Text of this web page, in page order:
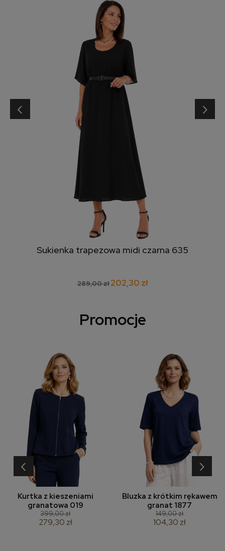
Sukienka trapezowa midi czarna 635
289,00 zł 202,30 zł
‹ ›
Promocje
Kurtka z kieszeniami
granatowa 019
399,00 zł
279,30 zł
Bluzka z krótkim rękawem
granat 1877
149,00 zł
104,30 zł
‹ ›